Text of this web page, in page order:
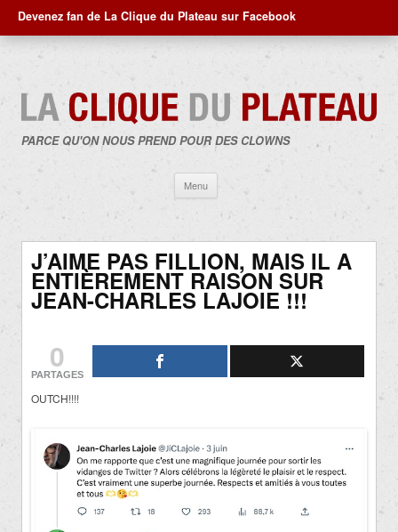
Devenez fan de La Clique du Plateau sur Facebook
PARCE QU'ON NOUS PREND POUR DES CLOWNS
Menu
contenu
J’AIME PAS FILLION, MAIS IL A
ENTIÈREMENT RAISON SUR
JEAN-CHARLES LAJOIE !!!
0
PARTAGES
OUTCH!!!!